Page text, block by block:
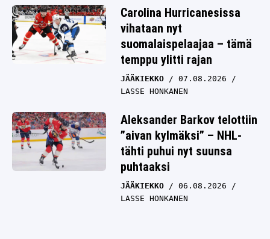
Carolina Hurricanesissa
vihataan nyt
suomalaispelaajaa – tämä
temppu ylitti rajan
JÄÄKIEKKO
07.08.2026
LASSE HONKANEN
Aleksander Barkov telottiin
”aivan kylmäksi” – NHL-
tähti puhui nyt suunsa
puhtaaksi
JÄÄKIEKKO
06.08.2026
LASSE HONKANEN